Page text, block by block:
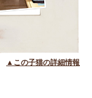
▲この子猫の詳細情報